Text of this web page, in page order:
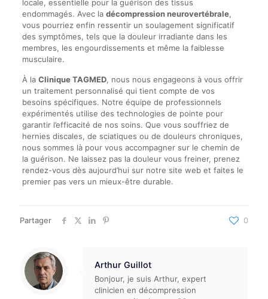
locale, essentielle pour la guérison des tissus
endommagés. Avec la décompression neurovertébrale,
vous pourriez enfin ressentir un soulagement significatif
des symptômes, tels que la douleur irradiante dans les
membres, les engourdissements et même la faiblesse
musculaire.
À la Clinique TAGMED, nous nous engageons à vous offrir
un traitement personnalisé qui tient compte de vos
besoins spécifiques. Notre équipe de professionnels
expérimentés utilise des technologies de pointe pour
garantir l’efficacité de nos soins. Que vous souffriez de
hernies discales, de sciatiques ou de douleurs chroniques,
nous sommes là pour vous accompagner sur le chemin de
la guérison. Ne laissez pas la douleur vous freiner, prenez
rendez-vous dès aujourd’hui sur notre site web et faites le
premier pas vers un mieux-être durable.
Partager 0
Arthur Guillot
Bonjour, je suis Arthur, expert
clinicien en décompression